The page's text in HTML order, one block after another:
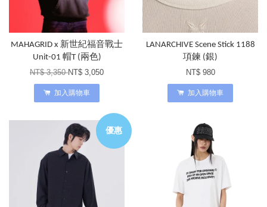
MAHAGRID x 新世紀福音戰士
Unit-01 帽T (兩色)
NT$ 3,350NT$ 3,050
加入購物車
LANARCHIVE Scene Stick 1188
項鍊 (銀)
NT$ 980
加入購物車
優惠